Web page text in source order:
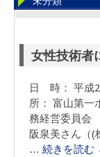
女性技術者
日 時： 平成
所： 富山第
務経営委員会
阪泉美さん（
…続きを読む